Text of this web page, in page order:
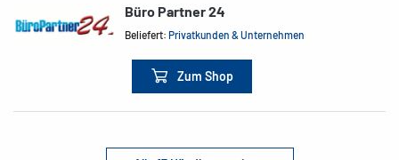
Büro Partner 24
Beliefert:Privatkunden & Unternehmen
Zum Shop